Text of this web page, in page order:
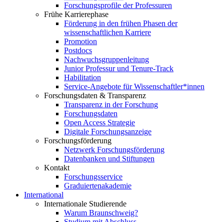
Forschungsprofile der Professuren
Frühe Karrierephase
Förderung in den frühen Phasen der
wissenschaftlichen Karriere
Promotion
Postdocs
Nachwuchsgruppenleitung
Junior Professur und Tenure-Track
Habilitation
Service-Angebote für Wissenschaftler*innen
Forschungsdaten & Transparenz
Transparenz in der Forschung
Forschungsdaten
Open Access Strategie
Digitale Forschungsanzeige
Forschungsförderung
Netzwerk Forschungsförderung
Datenbanken und Stiftungen
Kontakt
Forschungsservice
Graduiertenakademie
International
Internationale Studierende
Warum Braunschweig?